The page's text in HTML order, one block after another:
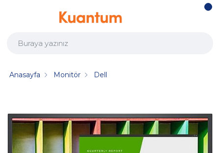
Anasayfa Monitör Dell